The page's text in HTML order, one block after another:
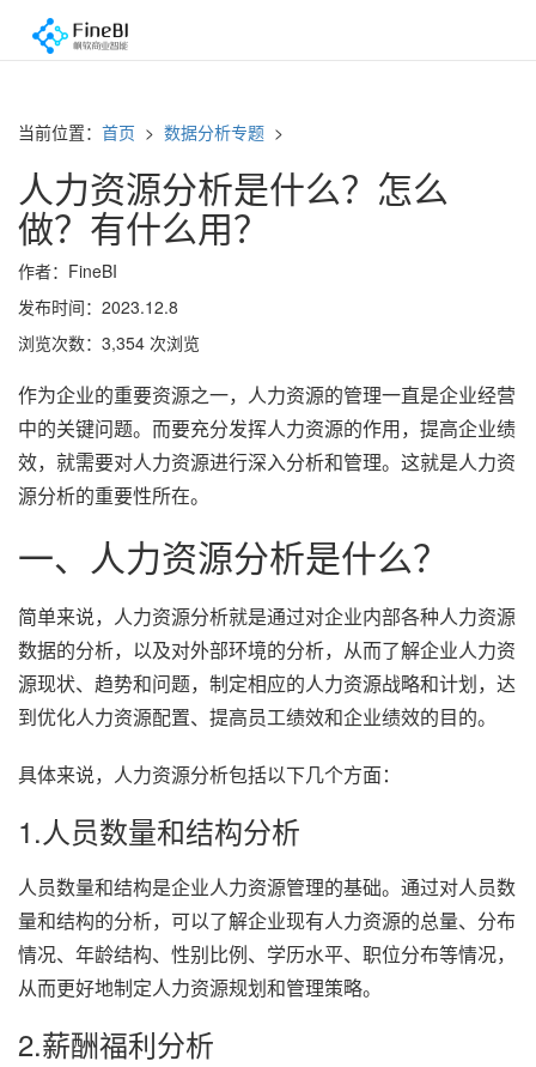
当前位置： 首页 > 数据分析专题 >
人力资源分析是什么？怎么
做？有什么用？
作者：FineBI
发布时间：2023.12.8
浏览次数：3,354 次浏览
作为企业的重要资源之一，人力资源的管理一直是企业经营
中的关键问题。而要充分发挥人力资源的作用，提高企业绩
效，就需要对人力资源进行深入分析和管理。这就是人力资
源分析的重要性所在。
一、人力资源分析是什么？
简单来说，人力资源分析就是通过对企业内部各种人力资源
数据的分析，以及对外部环境的分析，从而了解企业人力资
源现状、趋势和问题，制定相应的人力资源战略和计划，达
到优化人力资源配置、提高员工绩效和企业绩效的目的。
具体来说，人力资源分析包括以下几个方面：
1.人员数量和结构分析
人员数量和结构是企业人力资源管理的基础。通过对人员数
量和结构的分析，可以了解企业现有人力资源的总量、分布
情况、年龄结构、性别比例、学历水平、职位分布等情况，
从而更好地制定人力资源规划和管理策略。
2.薪酬福利分析